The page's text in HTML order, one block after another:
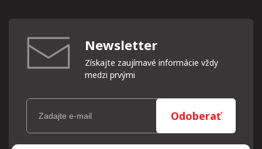
Newsletter
Získajte zaujímavé informácie vždy
medzi prvými
Odoberať